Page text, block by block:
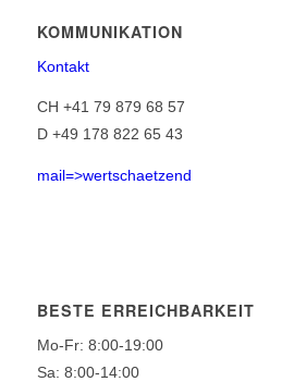
KOMMUNIKATION
Kontakt
CH +41 79 879 68 57
D +49 178 822 65 43
mail=>wertschaetzend
BESTE ERREICHBARKEIT
Mo-Fr: 8:00-19:00
Sa: 8:00-14:00